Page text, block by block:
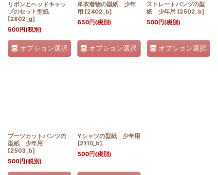
リボンとヘッドキャッ
プのセット型紙
[2802_g]
500円(税別)
オプション選択
単衣着物の型紙 少年
用 [2402_b]
650円(税別)
オプション選択
ストレートパンツの型
紙 少年用 [2502_b]
500円(税別)
オプション選択
ブーツカットパンツの
型紙 少年用
[2503_b]
500円(税別)
Yシャツの型紙 少年用
[2110_b]
500円(税別)